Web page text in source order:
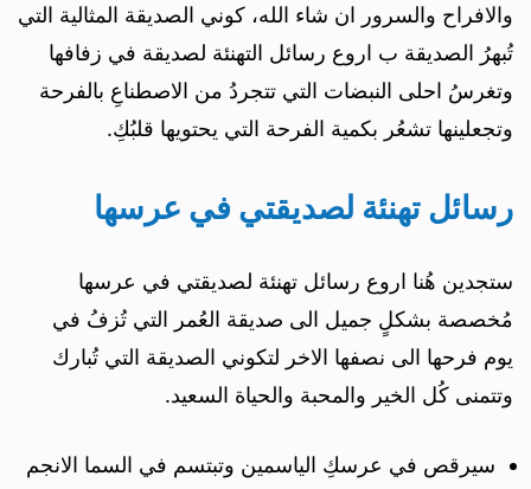
والافراح والسرور ان شاء الله، كوني الصديقة المثالية التي
تُبهرُ الصديقة ب اروع رسائل التهنئة لصديقة في زفافها
وتغرسُ احلى النبضات التي تتجردُ من الاصطناعِ بالفرحة
وتجعلينها تشعُر بكمية الفرحة التي يحتويها قلبُكِ.
رسائل تهنئة لصديقتي في عرسها
ستجدين هُنا اروع رسائل تهنئة لصديقتي في عرسها
مُخصصة بشكلٍ جميل الى صديقة العُمر التي تُزفُ في
يوم فرحها الى نصفها الاخر لتكوني الصديقة التي تُبارك
وتتمنى كُل الخير والمحبة والحياة السعيد.
سيرقص في عرسكِ الياسمين وتبتسم في السما الانجم